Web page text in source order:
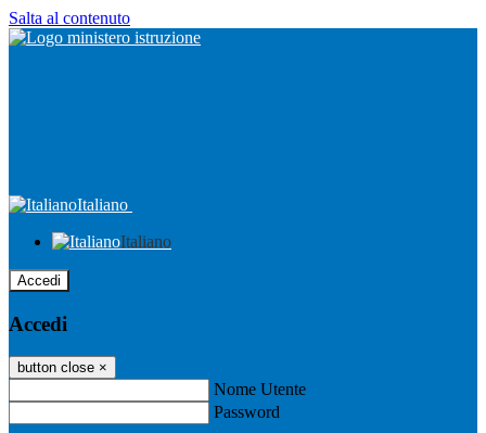
Salta al contenuto
Italiano
Italiano
Accedi
Accedi
button close ×
Nome Utente
Password